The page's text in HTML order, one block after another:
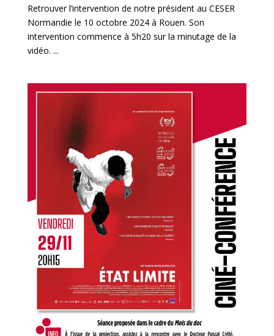
Retrouver l’intervention de notre président au CESER
Normandie le 10 octobre 2024 à Rouen. Son
intervention commence à 5h20 sur la minutage de la
vidéo. ...